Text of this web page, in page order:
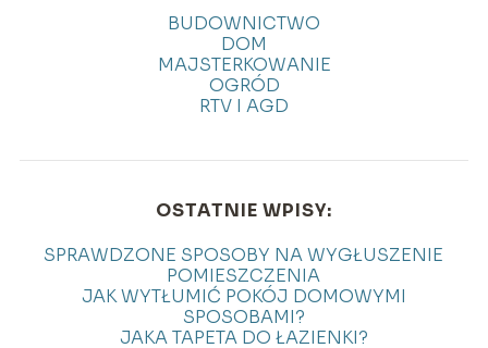
BUDOWNICTWO
DOM
MAJSTERKOWANIE
OGRÓD
RTV I AGD
OSTATNIE WPISY:
SPRAWDZONE SPOSOBY NA WYGŁUSZENIE
POMIESZCZENIA
JAK WYTŁUMIĆ POKÓJ DOMOWYMI
SPOSOBAMI?
JAKA TAPETA DO ŁAZIENKI?